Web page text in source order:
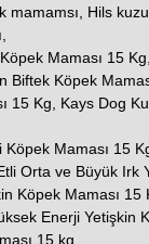
mamamsı, Hils
Maması 15 Kg,
Biftek Köpek
15 Kg, Kays Dog
Maması 15
Orta ve Büyük Irk
Köpek Maması 15
Enerji Yetişkin
15 kg,